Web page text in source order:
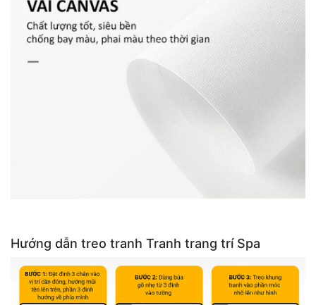
Hướng dẫn treo tranh Tranh trang trí Spa